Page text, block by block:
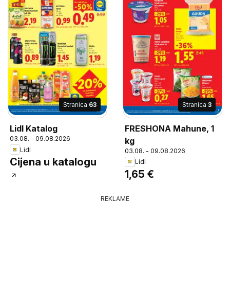
Stranica 63
Lidl Katalog
03.08. - 09.08.2026
Lidl
Cijena u katalogu
Stranica 3
FRESHONA Mahune, 1
kg
03.08. - 09.08.2026
Lidl
1,65 €
REKLAME